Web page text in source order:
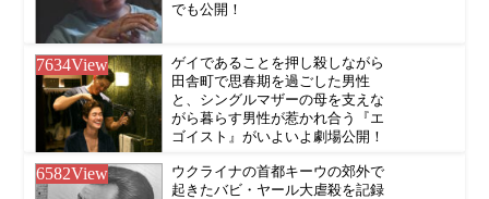
でも公開！
7634View
ゲイであることを押し殺しながら
田舎町で思春期を過ごした男性
と、シングルマザーの母を支えな
がら暮らす男性が惹かれ合う『エ
ゴイスト』がいよいよ劇場公開！
6582View
ウクライナの首都キーウの郊外で
起きたバビ・ヤール大虐殺を記録